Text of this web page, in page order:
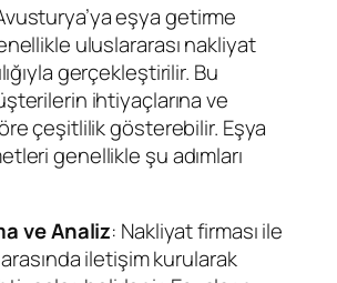
eşya getirme
uluslararası nakliyat
gerçekleştirilir. Bu
ihtiyaçlarına ve
çeşitlilik gösterebilir. Eşya
genellikle şu adımları
ve Analiz: Nakliyat firması ile
iletişim kurularak